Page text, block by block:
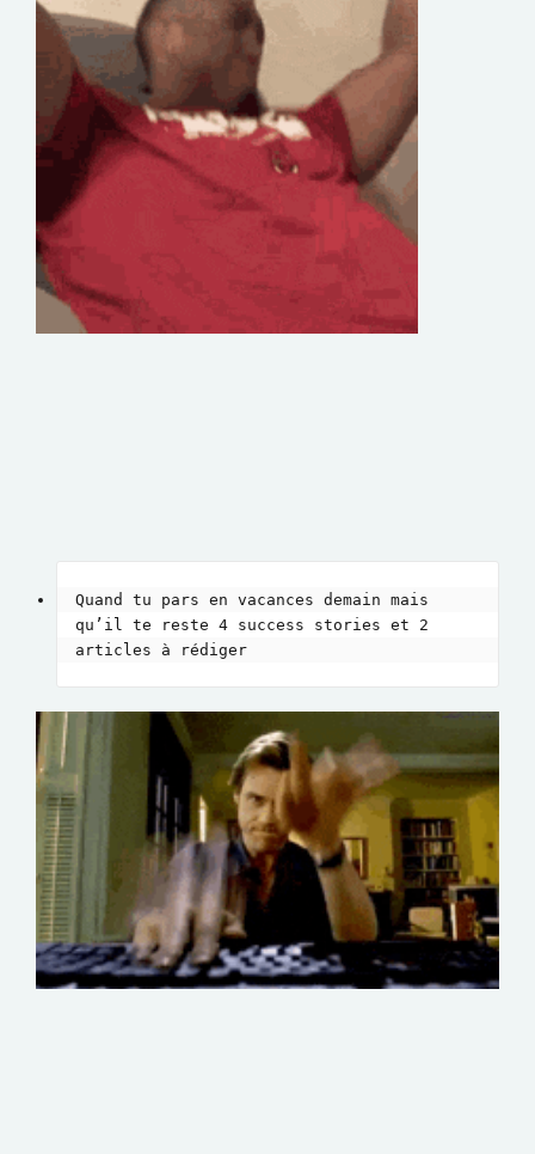
Quand tu pars en vacances demain mais
qu’il te reste 4 success stories et 2
articles à rédiger